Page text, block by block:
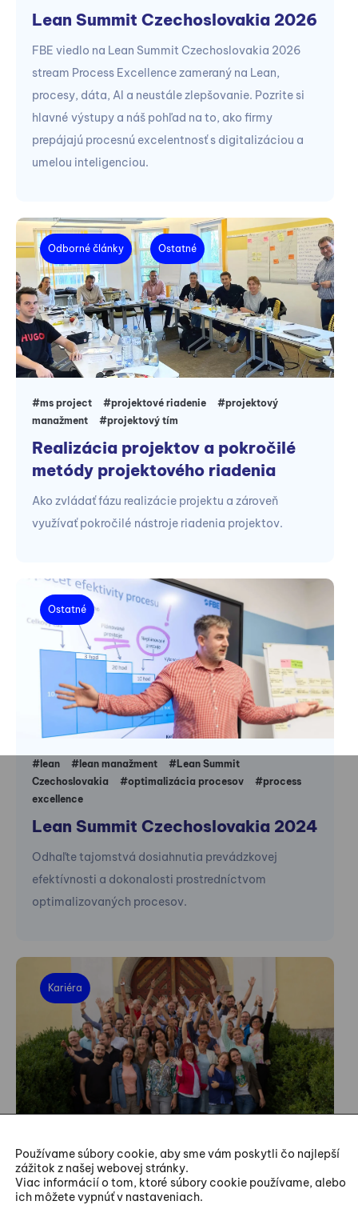
Lean Summit Czechoslovakia 2026
FBE viedlo na Lean Summit Czechoslovakia 2026
stream Process Excellence zameraný na Lean,
procesy, dáta, AI a neustále zlepšovanie. Pozrite si
hlavné výstupy a náš pohľad na to, ako firmy
prepájajú procesnú excelentnosť s digitalizáciou a
umelou inteligenciou.
Odborné články Ostatné
#ms project #projektové riadenie
#projektový
manažment
#projektový tím
Realizácia projektov a pokročilé
metódy projektového riadenia
Ako zvládať fázu realizácie projektu a zároveň
využívať pokročilé nástroje riadenia projektov.
Ostatné
#lean #lean manažment
#Lean Summit
Czechoslovakia
#optimalizácia procesov
#process
excellence
Lean Summit Czechoslovakia 2024
Odhaľte tajomstvá dosiahnutia prevádzkovej
efektívnosti a dokonalosti prostredníctvom
optimalizovaných procesov.
Kariéra
Finance & Admin Support - FBE
Bratislava - part-time (našli sme)
Používame súbory cookie, aby sme vám poskytli čo najlepší
zážitok z našej webovej stránky.
Viac informácií o tom, ktoré súbory cookie používame, alebo
ich môžete vypnúť v nastaveniach.